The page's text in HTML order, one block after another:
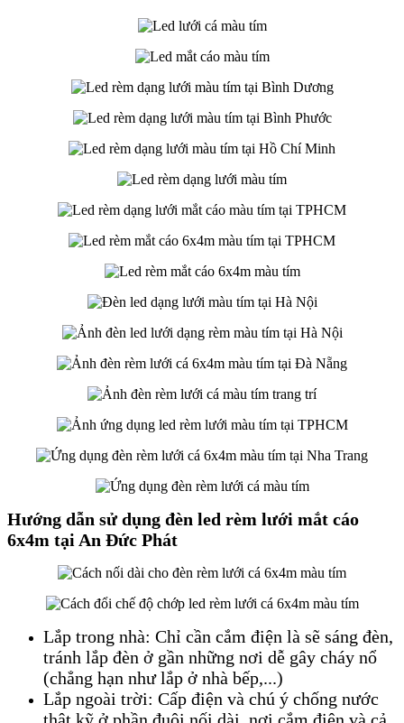
Hướng dẫn sử dụng đèn led rèm lưới mắt cáo
6x4m tại An Đức Phát
Lắp trong nhà: Chỉ cần cắm điện là sẽ sáng đèn,
tránh lắp đèn ở gần những nơi dễ gây cháy nổ
(chẳng hạn như lắp ở nhà bếp,...)
Lắp ngoài trời: Cấp điện và chú ý chống nước